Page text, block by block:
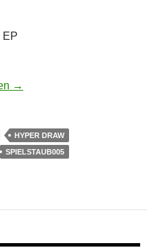
EP
– Hyper Draw EP
→
HYPER DRAW
SPIELSTAUB005